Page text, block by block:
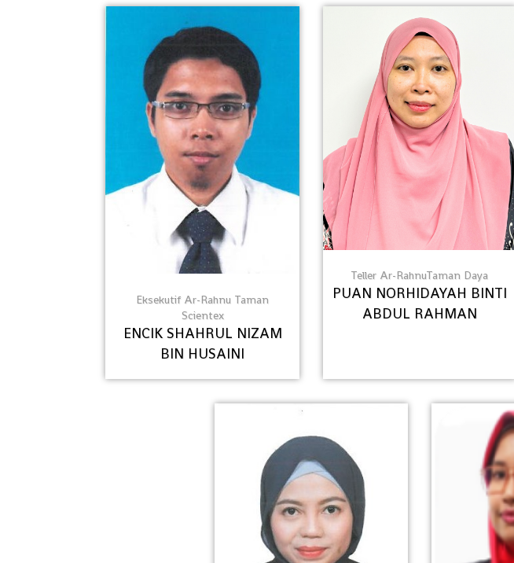
Eksekutif Ar-Rahnu Taman
Scientex
ENCIK SHAHRUL NIZAM
BIN HUSAINI
Teller Ar-RahnuTaman Daya
PUAN NORHIDAYAH BINTI
ABDUL RAHMAN